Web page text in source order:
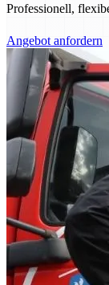
Professionell,
Angebot anfordern